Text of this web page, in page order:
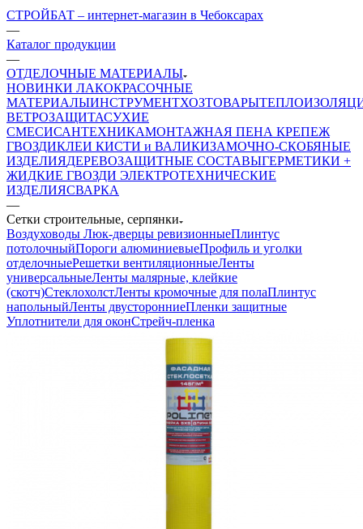
СТРОЙБАТ – интернет-магазин в Чебоксарах
—
Каталог продукции
—
ОТДЕЛОЧНЫЕ МАТЕРИАЛЫ
НОВИНКИ ЛАКОКРАСОЧНЫЕ
МАТЕРИАЛЫИНСТРУМЕНТХОЗТОВАРЫ
ВЕТРОЗАЩИТАСУХИЕ
СМЕСИСАНТЕХНИКАМОНТАЖНАЯ ПЕНА КРЕПЕЖ
ГВОЗДИКЛЕИ КИСТИ и ВАЛИКИЗАМОЧНО-СКОБЯНЫЕ
ИЗДЕЛИЯДЕРЕВОЗАЩИТНЫЕ СОСТАВЫГЕРМЕТИКИ +
ЖИДКИЕ ГВОЗДИ ЭЛЕКТРОТЕХНИЧЕСКИЕ
ИЗДЕЛИЯСВАРКА
—
Сетки строительные, серпянки
Воздуховоды Люк-дверцы ревизионныеПлинтус
потолочныйПороги алюминиевыеПрофиль и уголки
отделочныеРешетки вентиляционныеЛенты
универсальныеЛенты малярные, клейкие
(скотч)СтеклохолстЛенты кромочные для полаПлинтус
напольныйЛенты двусторонниеПленки защитные
Уплотнители для оконСтрейч-пленка